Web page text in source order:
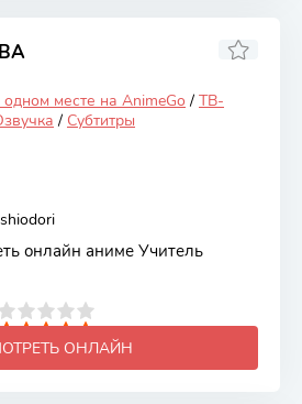
месте на AnimeGo / ТВ-
/ Субтитры
онлайн аниме Учитель
ОНЛАЙН